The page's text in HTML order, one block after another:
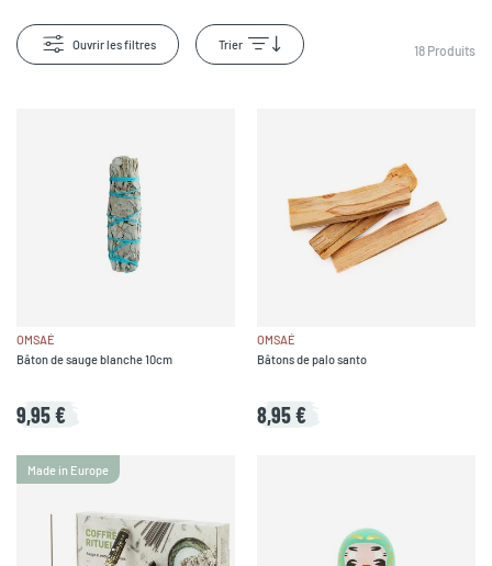
Ouvrir les filtres Trier 18 Produits
OMSAÉ
Bâton de sauge blanche 10cm
9,95 €
OMSAÉ
Bâtons de palo santo
8,95 €
Made in Europe